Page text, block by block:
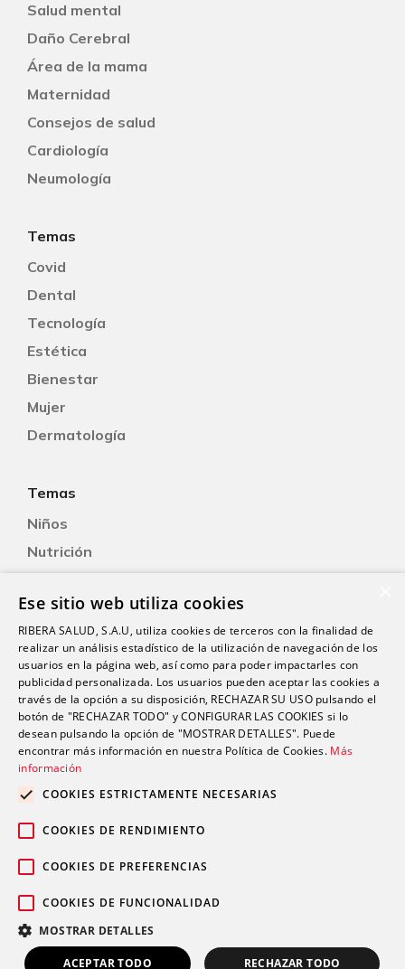
Salud mental
Daño Cerebral
Área de la mama
Maternidad
Consejos de salud
Cardiología
Neumología
Temas
Covid
Dental
Tecnología
Estética
Bienestar
Mujer
Dermatología
Temas
Niños
Nutrición
Oftalmología
Otorrinolaringología
Oncología
Fisioterapia
Contacto
© 2026 Grupo Ribera |
Política de cookies
Ese sitio web utiliza cookies
RIBERA SALUD, S.A.U, utiliza cookies de terceros con la finalidad de
realizar un análisis estadístico de la utilización de navegación de los
usuarios en la página web, así como para poder impactarles con
publicidad personalizada. Los usuarios pueden aceptar las cookies a
través de la opción a su disposición, RECHAZAR SU USO pulsando el
botón de "RECHAZAR TODO" y CONFIGURAR LAS COOKIES si lo
desean pulsando la opción de "MOSTRAR DETALLES". Puede
encontrar más información en nuestra Política de Cookies. Más
información
COOKIES ESTRICTAMENTE NECESARIAS
COOKIES DE RENDIMIENTO
COOKIES DE PREFERENCIAS
COOKIES DE FUNCIONALIDAD
MOSTRAR DETALLES
ACEPTAR TODO RECHAZAR TODO